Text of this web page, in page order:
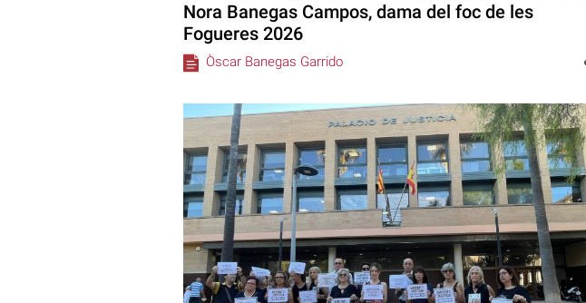
Nora Banegas Campos, dama del foc de les
Fogueres 2026
Òscar Banegas Garrido